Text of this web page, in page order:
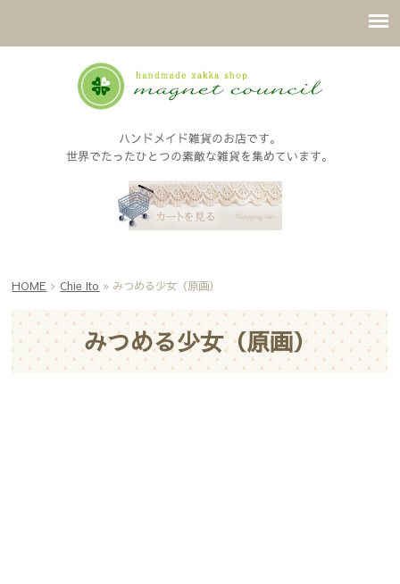
ハンドメイド雑貨のお店です。
世界でたったひとつの素敵な雑貨を集めています。
HOME >Chie Ito » みつめる少女（原画）
みつめる少女（原画）